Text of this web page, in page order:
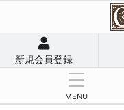
新規会員登録
MENU